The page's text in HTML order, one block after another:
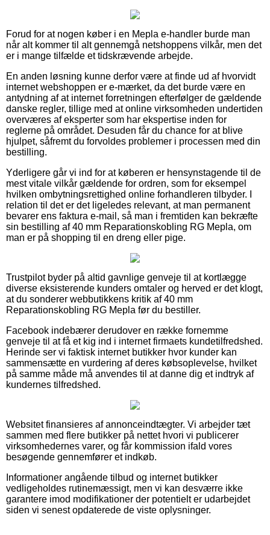
Forud for at nogen køber i en Mepla e-handler burde man
når alt kommer til alt gennemgå netshoppens vilkår, men det
er i mange tilfælde et tidskrævende arbejde.
En anden løsning kunne derfor være at finde ud af hvorvidt
internet webshoppen er e-mærket, da det burde være en
antydning af at internet forretningen efterfølger de gældende
danske regler, tillige med at online virksomheden undertiden
overværes af eksperter som har ekspertise inden for
reglerne på området. Desuden får du chance for at blive
hjulpet, såfremt du forvoldes problemer i processen med din
bestilling.
Yderligere går vi ind for at køberen er hensynstagende til de
mest vitale vilkår gældende for ordren, som for eksempel
hvilken ombytningsrettighed online forhandleren tilbyder. I
relation til det er det ligeledes relevant, at man permanent
bevarer ens faktura e-mail, så man i fremtiden kan bekræfte
sin bestilling af 40 mm Reparationskobling RG Mepla, om
man er på shopping til en dreng eller pige.
Trustpilot byder på altid gavnlige genveje til at kortlægge
diverse eksisterende kunders omtaler og herved er det klogt,
at du sonderer webbutikkens kritik af 40 mm
Reparationskobling RG Mepla før du bestiller.
Facebook indebærer derudover en række fornemme
genveje til at få et kig ind i internet firmaets kundetilfredshed.
Herinde ser vi faktisk internet butikker hvor kunder kan
sammensætte en vurdering af deres købsoplevelse, hvilket
på samme måde må anvendes til at danne dig et indtryk af
kundernes tilfredshed.
Websitet finansieres af annonceindtægter. Vi arbejder tæt
sammen med flere butikker på nettet hvori vi publicerer
virksomhedernes varer, og får kommission ifald vores
besøgende gennemfører et indkøb.
Informationer angående tilbud og internet butikker
vedligeholdes rutinemæssigt, men vi kan desværre ikke
garantere imod modifikationer der potentielt er udarbejdet
siden vi senest opdaterede de viste oplysninger.